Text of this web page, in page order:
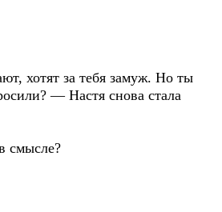
хотят за тебя замуж. Но ты
— Настя снова стала
смысле?